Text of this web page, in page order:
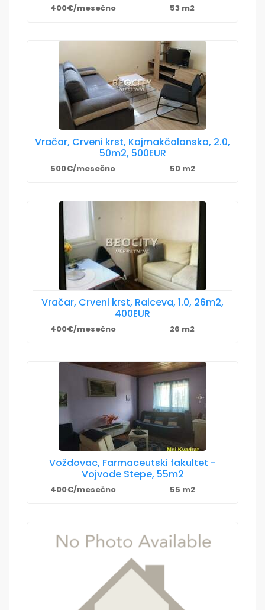
400€/mesečno 53 m2
Vračar, Crveni krst, Kajmakčalanska, 2.0,
50m2, 500EUR
500€/mesečno 50 m2
Vračar, Crveni krst, Raiceva, 1.0, 26m2,
400EUR
400€/mesečno 26 m2
Voždovac, Farmaceutski fakultet -
Vojvode Stepe, 55m2
400€/mesečno 55 m2